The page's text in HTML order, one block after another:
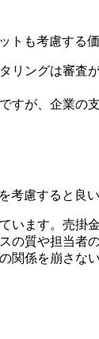
トも考慮する価
リングは審
すが、企業の
考慮すると良い
います。売掛
質や担当者
関係を崩さな